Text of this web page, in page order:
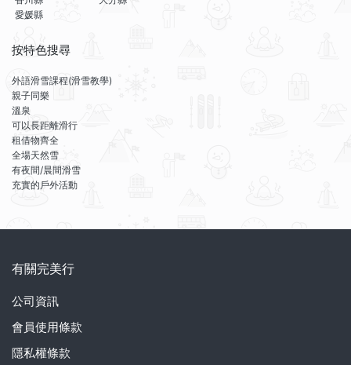
愛媛縣
按特色搜尋
外語滑雪課程(滑雪教學)
親子同樂
溫泉
可以長距離滑行
租借物齊全
全場天然雪
有夜間/晨間滑雪
充實的戶外活動
有關完美行
公司資訊
會員使用條款
隱私權條款